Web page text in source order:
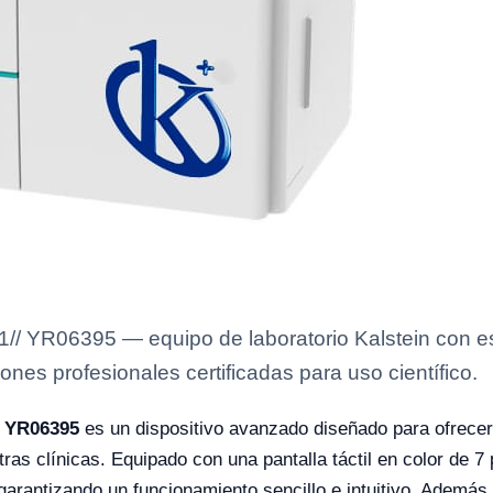
YR06395 — equipo de laboratorio Kalstein con
profesionales certificadas para uso científico.
es un dispositivo avanzado diseñado para
clínicas. Equipado con una pantalla táctil en color de